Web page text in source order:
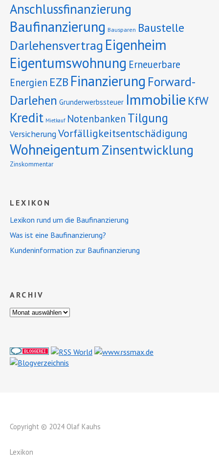
Anschlussfinanzierung
Baufinanzierung Bausparen Baustelle
Darlehensvertrag Eigenheim
Eigentumswohnung Erneuerbare
Energien EZB Finanzierung Forward-
Darlehen Grunderwerbssteuer Immobilie KfW
Kredit Mietkauf Notenbanken Tilgung
VersicherungVorfälligkeitsentschädigung
Wohneigentum Zinsentwicklung
Zinskommentar
LEXIKON
Lexikon rund um die Baufinanzierung
Was ist eine Baufinanzierung?
Kundeninformation zur Baufinanzierung
ARCHIV
Copyright © 2024 Olaf Kauhs
Lexikon